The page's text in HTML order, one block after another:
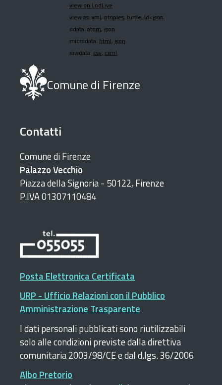
view on LodLive
view as: xml, ntriples, turtle, ld+json
odata: atom, json
microdata: html, json
rawdata: csv, cxml
Comune di Firenze
Contatti
Comune di Firenze
Palazzo Vecchio
Piazza della Signoria - 50122, Firenze
P.IVA 01307110484
Posta Elettronica Certificata
URP - Ufficio Relazioni con il Pubblico
Amministrazione Trasparente
I dati personali pubblicati sono riutilizzabili
solo alle condizioni previste dalla direttiva
comunitaria 2003/98/CE e dal d.lgs. 36/2006
Albo Pretorio